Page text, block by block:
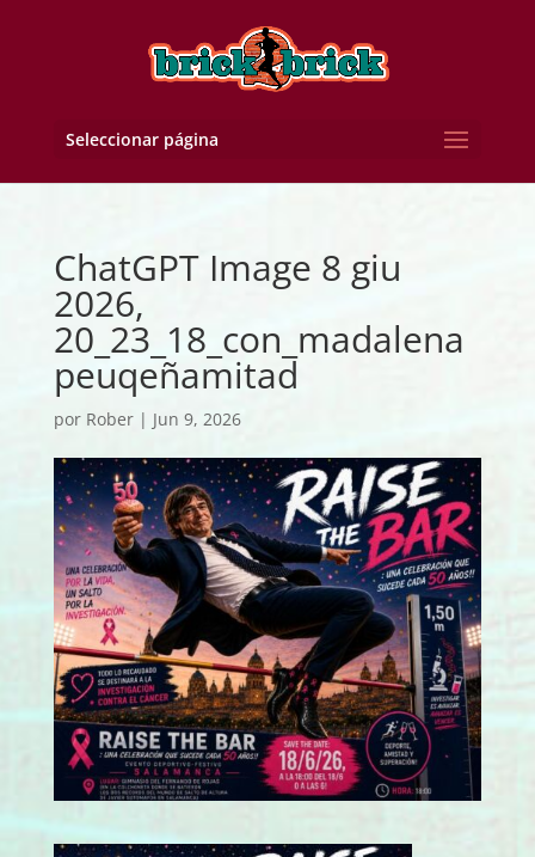
Seleccionar página
ChatGPT Image 8 giu
2026,
20_23_18_con_madalena
peuqeñamitad
por Rober| Jun 9, 2026